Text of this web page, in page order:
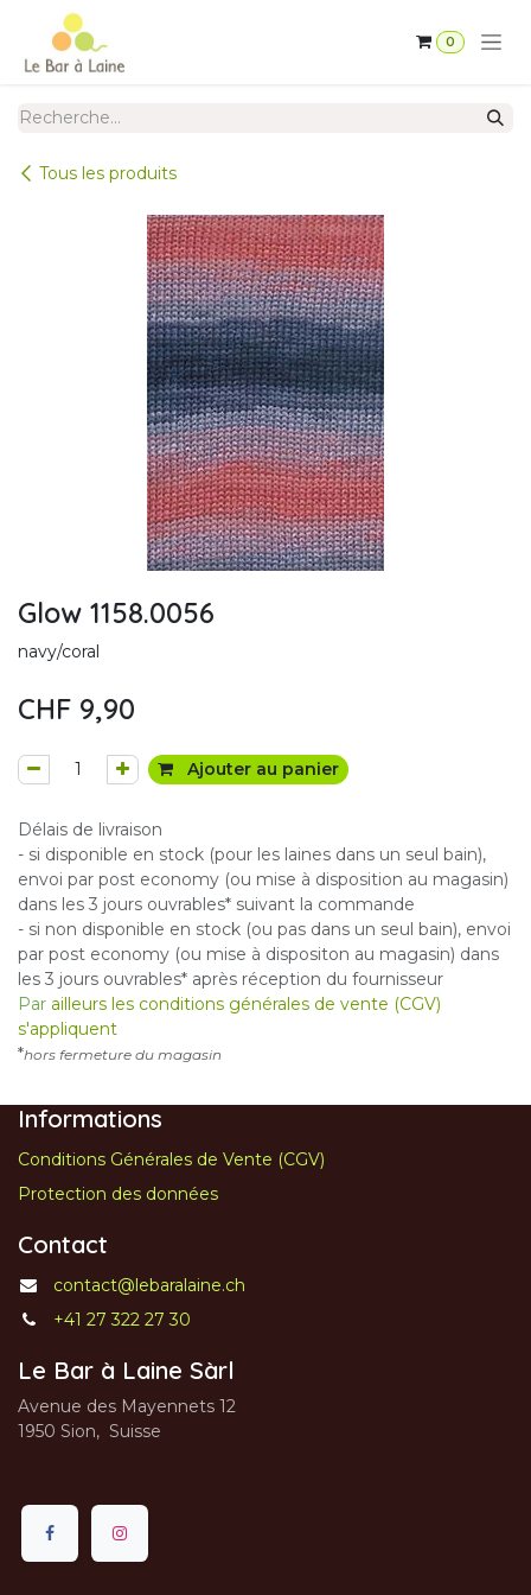
Se rendre au contenu
0
Tous les produits
Glow 1158.0056
navy/coral
CHF 9,90
Ajouter au panier
Délais de livraison
- si disponible en stock (pour les laines dans un seul bain),
envoi par post economy (ou mise à disposition au magasin)
dans les 3 jours ouvrables* suivant la commande
- si non disponible en stock (ou pas dans un seul bain), envoi
par post economy (ou mise à dispositon au magasin) dans
les 3 jours ouvrables* après réception du fournisseur
Par ailleurs les conditions générales de vente (CGV)
s'appliquent
*hors fermeture du magasin
Informations
Conditions Générales de Vente (CGV)
Protection des données
Contact
contact@lebaralaine.ch
+41 27 322 27 30
Le Bar à Laine Sàrl
Avenue des Mayennets 12
1950 Sion, Suisse